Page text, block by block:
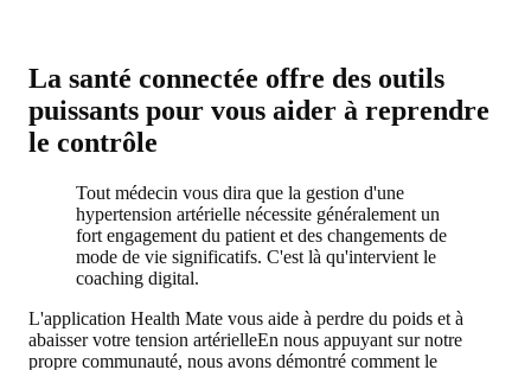
La santé connectée offre des outils
puissants pour vous aider à reprendre
le contrôle
Tout médecin vous dira que la gestion d'une
hypertension artérielle nécessite généralement un
fort engagement du patient et des changements de
mode de vie significatifs. C'est là qu'intervient le
coaching digital.
L'application Health Mate vous aide à perdre du poids et à
abaisser votre tension artérielleEn nous appuyant sur notre
propre communauté, nous avons démontré comment le